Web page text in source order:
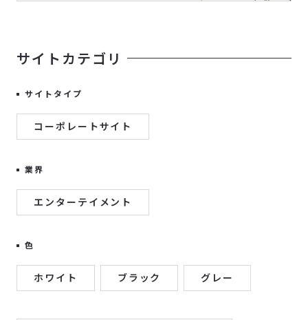
サイトカテゴリ
サイトタイプ
コーポレートサイト
業界
エンターテイメント
色
ホワイト ブラック グレー